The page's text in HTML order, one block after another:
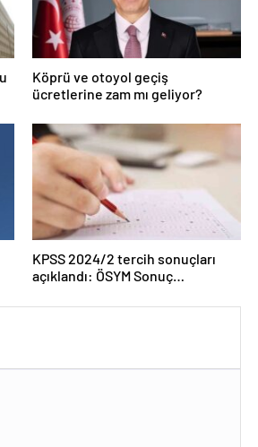
Köprü ve otoyol geçiş
ücretlerine zam mı geliyor?
KPSS 2024/2 tercih sonuçları
açıklandı: ÖSYM Sonuç